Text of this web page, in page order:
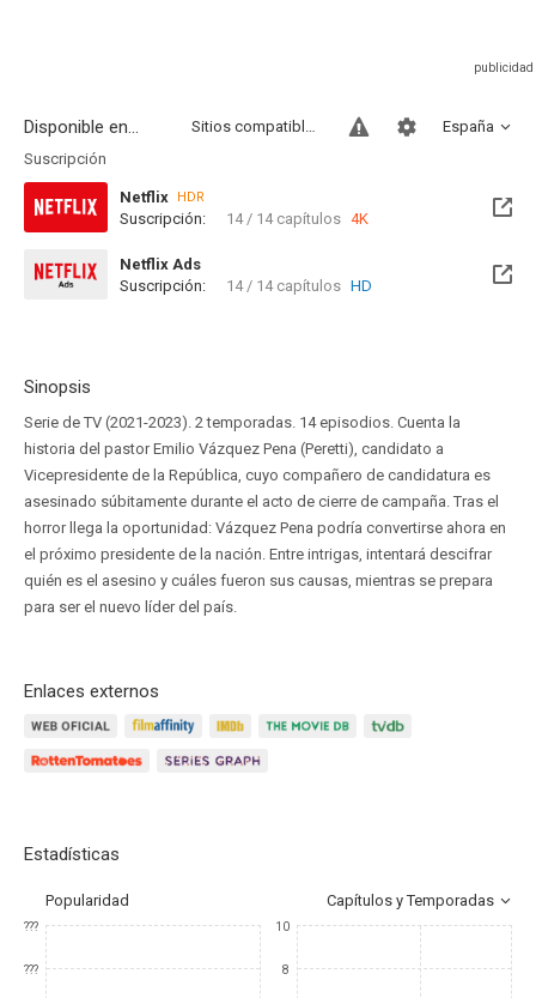
Disponible en... España
Sitios compatibles
Suscripción
Netflix HDR
Suscripción: 14 / 14 capítulos 4K
Netflix Ads
Suscripción:
14 / 14 capítulos HD
Sinopsis
Serie de TV (2021-2023). 2 temporadas. 14 episodios. Cuenta la
historia del pastor Emilio Vázquez Pena (Peretti), candidato a
Vicepresidente de la República, cuyo compañero de candidatura es
asesinado súbitamente durante el acto de cierre de campaña. Tras el
horror llega la oportunidad: Vázquez Pena podría convertirse ahora en
el próximo presidente de la nación. Entre intrigas, intentará descifrar
quién es el asesino y cuáles fueron sus causas, mientras se prepara
para ser el nuevo líder del país.
Enlaces externos
Estadísticas
Popularidad Capítulos y Temporadas
???
???
10
8